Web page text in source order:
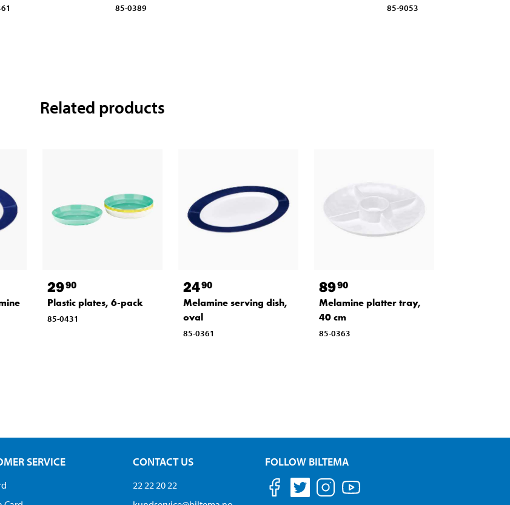
85-0389 85-9053
Related products
2990
Plastic plates, 6-pack
85-0431
2490
Melamine serving dish,
oval
85-0361
8990
Melamine platter tray,
40 cm
85-0363
SERVICE CONTACT US
22 22 20 22
FOLLOW BILTEMA